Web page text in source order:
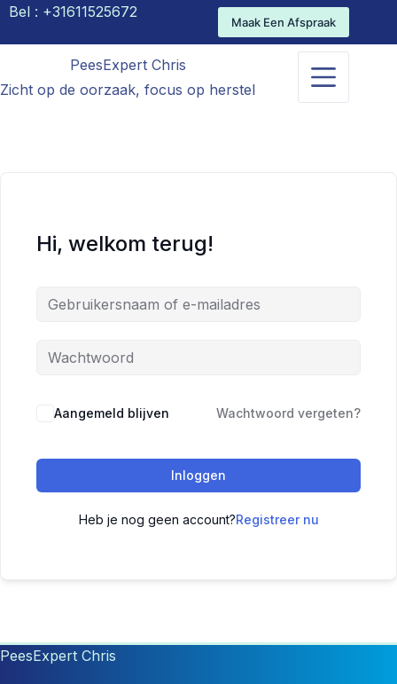
Bel : +31611525672
Maak Een Afspraak
PeesExpert Chris
Zicht op de oorzaak, focus op herstel
Hi, welkom terug!
Aangemeld blijven Wachtwoord vergeten?
Inloggen
Heb je nog geen account?Registreer nu
PeesExpert Chris